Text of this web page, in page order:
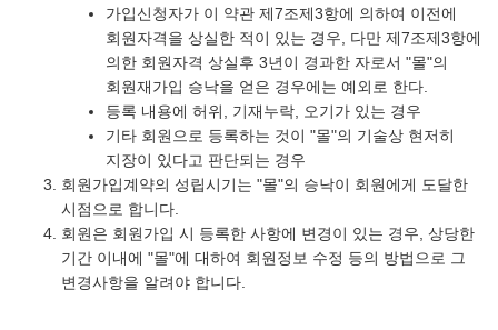
가입신청자가 이 약관 제7조제3항에 의하여 이전에
회원자격을 상실한 적이 있는 경우, 다만 제7조제3항에
의한 회원자격 상실후 3년이 경과한 자로서 "몰"의
회원재가입 승낙을 얻은 경우에는 예외로 한다.
등록 내용에 허위, 기재누락, 오기가 있는 경우
기타 회원으로 등록하는 것이 "몰"의 기술상 현저히
지장이 있다고 판단되는 경우
회원가입계약의 성립시기는 "몰"의 승낙이 회원에게 도달한
시점으로 합니다.
회원은 회원가입 시 등록한 사항에 변경이 있는 경우, 상당한
기간 이내에 "몰"에 대하여 회원정보 수정 등의 방법으로 그
변경사항을 알려야 합니다.